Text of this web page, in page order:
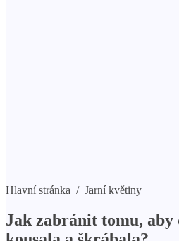
Hlavní stránka / Jarní květiny
Jak zabránit tomu, aby